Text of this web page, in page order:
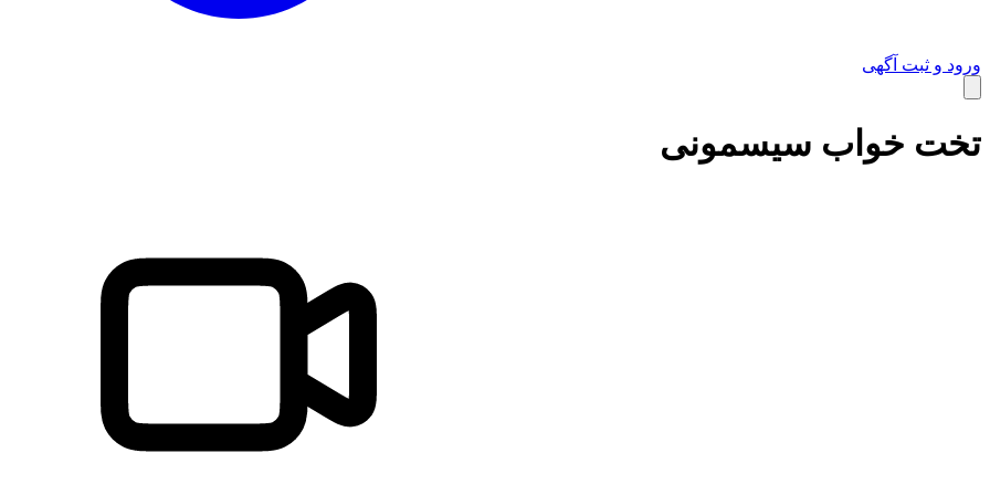
کالای دیجیتال
ورود و ثبت آگهی
تخت خواب سیسمونی